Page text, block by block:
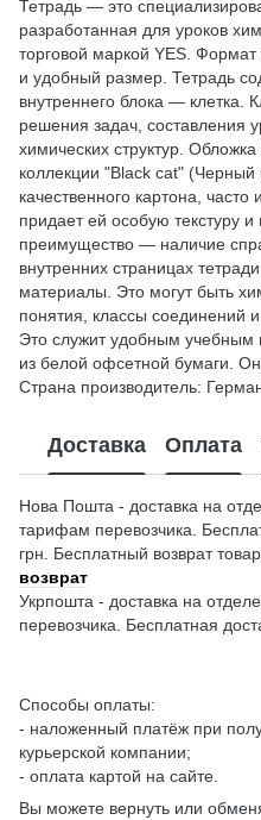
Тетрадь — это
разработанная для уроков
торговой маркой YES.
и удобный размер. Тетрадь
внутреннего блока — клетка.
решения задач, составления
химических структур.
коллекции "Black cat" (Черный
качественного картона, часто
придает ей особую текстуру
преимущество — наличие
внутренних страницах
материалы. Это могут быть
понятия, классы соединений
Это служит удобным
из белой офсетной бумаги.
Страна производитель:
Доставка Оплата
Нова Пошта - доставка на
тарифам перевозчика.
грн. Бесплатный возврат
возврат
Укрпошта - доставка на
перевозчика. Бесплатная
Способы оплаты:
- наложенный платёж при
курьерской компании;
- оплата картой на сайте.
Вы можете вернуть или